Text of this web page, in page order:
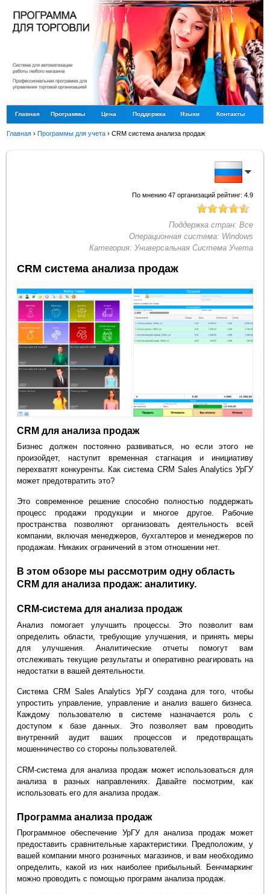
Главная Программы Цена Поддержка Языки Контакты
Главная ›Программы для учета ›CRM система анализа продаж
По мнению 47организаций рейтинг: 4.9
Поддержка стран: Все
Операционная система: Windows
Категория: Универсальная Система Учета
CRM система анализа продаж
CRM для анализа продаж
Бизнес должен постоянно развиваться, но если этого не
произойдет, наступит временная стагнация и инициативу
перехватят конкуренты. Как система CRM Sales Analytics УрГУ
может предотвратить это?
Это современное решение способно полностью поддержать
процесс продажи продукции и многое другое. Рабочие
пространства позволяют организовать деятельность всей
компании, включая менеджеров, бухгалтеров и менеджеров по
продажам. Никаких ограничений в этом отношении нет.
В этом обзоре мы рассмотрим одну область
CRM для анализа продаж: аналитику.
CRM-система для анализа продаж
Анализ помогает улучшить процессы. Это позволит вам
определить области, требующие улучшения, и принять меры
для улучшения. Аналитические отчеты помогут вам
отслеживать текущие результаты и оперативно реагировать на
недостатки в вашей деятельности.
Система CRM Sales Analytics УрГУ создана для того, чтобы
упростить управление, управление и анализ вашего бизнеса.
Каждому пользователю в системе назначается роль с
доступом к базе данных. Это позволяет вам проводить
внутренний аудит ваших процессов и предотвращать
мошенничество со стороны пользователей.
CRM-система для анализа продаж может использоваться для
анализа в разных направлениях. Давайте посмотрим, как
использовать его для анализа продаж.
Программа анализа продаж
Программное обеспечение УрГУ для анализа продаж может
предоставить сравнительные характеристики. Предположим, у
вашей компании много розничных магазинов, и вам необходимо
определить, какой из них наиболее прибыльный. Бенчмаркинг
можно проводить с помощью программ анализа продаж.